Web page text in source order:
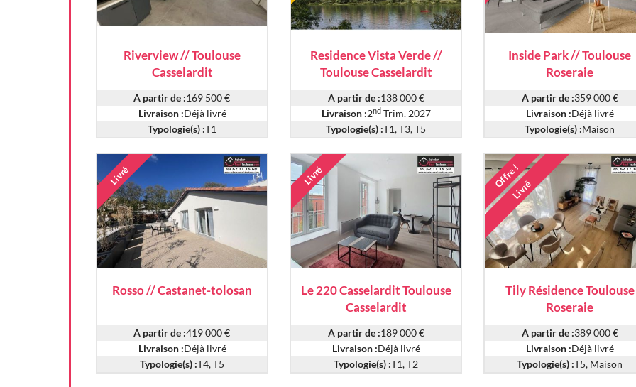
Riverview // Toulouse
Casselardit
A partir de :169 500 €
Livraison :Déjà livré
Typologie(s) :T1
Residence Vista Verde //
Toulouse Casselardit
A partir de :138 000 €
Livraison :2ndTrim. 2027
Typologie(s) :T1, T3, T5
Inside Park // Toulouse
Roseraie
A partir de :359 000 €
Livraison :Déjà livré
Typologie(s) :Maison
Livré
Rosso // Castanet-tolosan
A partir de :419 000 €
Livraison :Déjà livré
Typologie(s) :T4, T5
Livré
Le 220 Casselardit Toulouse
Casselardit
A partir de :189 000 €
Livraison :Déjà livré
Typologie(s) :T1, T2
Offre !
Livré
Tily Résidence Toulouse
Roseraie
A partir de :389 000 €
Livraison :Déjà livré
Typologie(s) :T5, Maison